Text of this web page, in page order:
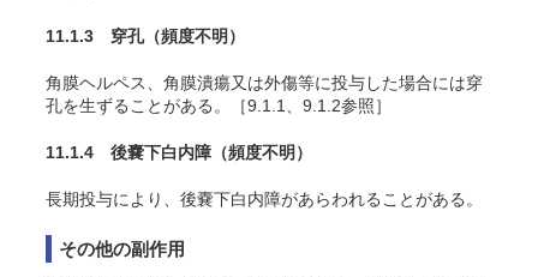
11.1.3 穿孔（頻度不明）
角膜ヘルペス、角膜潰瘍又は外傷等に投与した場合には穿
孔を生ずることがある。［9.1.1、9.1.2参照］
11.1.4 後嚢下白内障 （頻度不明）
長期投与により、後嚢下白内障があらわれることがある。
その他の副作用